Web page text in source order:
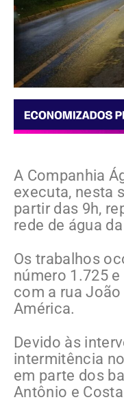
A Companhia
executa, nesta
partir das 9h,
rede de água
Os trabalhos
número 1.725
com a rua
América.
Devido às
intermitência
em parte dos
Antônio e